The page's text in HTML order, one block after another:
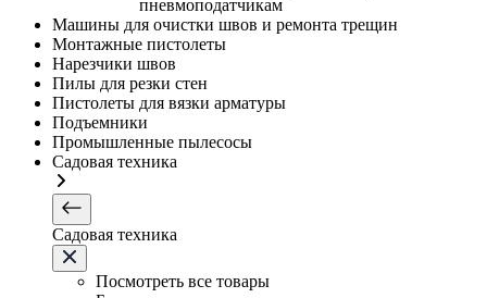
пневмоподатчикам
Машины для очистки швов и ремонта трещин
Монтажные пистолеты
Нарезчики швов
Пилы для резки стен
Пистолеты для вязки арматуры
Подъемники
Промышленные пылесосы
Садовая техника
Садовая техника
Посмотреть все товары